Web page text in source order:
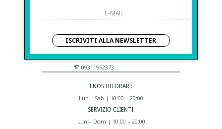
Before S.r.l.s.
Via Della Maestranza , 23
96100 Siracusa - Italia
Eshop@apiedinudinelparcoboutique.com
09311962373
I NOSTRI ORARI:
Lun – Sab | 10:00 – 20:00
SERVIZIO CLIENTI:
Lun – Dom | 10:00 – 20:00
ISCRIVITI ALLA NEWSLETTER